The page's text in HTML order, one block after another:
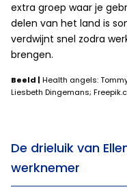
extra groep waar je
delen van het land is
verdwijnt snel zodra
brengen.
Beeld | Health angels:
Liesbeth Dingemans;
De drieluik van
werknemer